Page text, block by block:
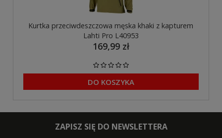
Kurtka przeciwdeszczowa męska khaki z kapturem
Lahti Pro L40953
169,99 zł
DO KOSZYKA
ZAPISZ SIĘ DO NEWSLETTERA